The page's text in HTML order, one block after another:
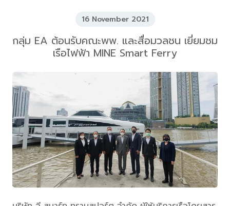
16 November 2021
กลุ่ม EA ต้อนรับคณะพพ. และสื่อมวลชน เยี่ยมชม
เรือไฟฟ้า MINE Smart Ferry